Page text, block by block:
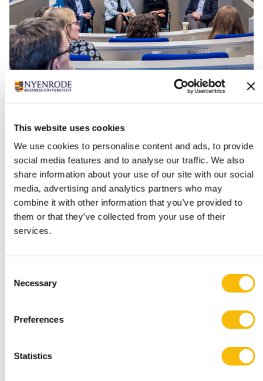
This website uses cookies
We use cookies to personalise content and ads, to provide
social media features and to analyse our traffic. We also
share information about your use of our site with our social
media, advertising and analytics partners who may
combine it with other information that you’ve provided to
them or that they’ve collected from your use of their
services.
Selection
Necessary
Preferences
Statistics
+4
Tags
Department of Entrepreneurship, Governance & Stewardship
Duurzaamheid & ondernemerschap
Opinie